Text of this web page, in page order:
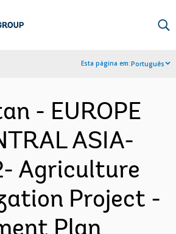
Esta página em:Português
- EUROPE
ASIA-
Agriculture
Project -